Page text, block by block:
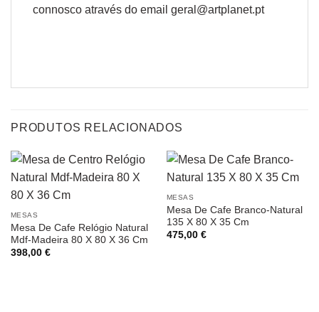
connosco através do email geral@artplanet.pt
PRODUTOS RELACIONADOS
MESAS
Mesa De Cafe Relógio Natural
Mdf-Madeira 80 X 80 X 36 Cm
398,00 €
MESAS
Mesa De Cafe Branco-Natural
135 X 80 X 35 Cm
475,00 €